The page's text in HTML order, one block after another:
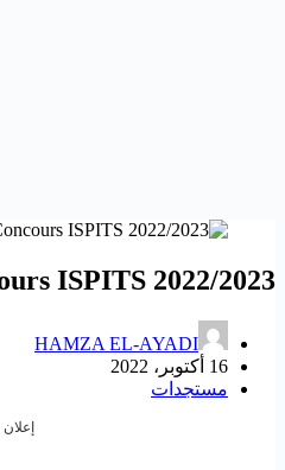
ISPITS 2022/2023
HAMZA EL-AYADI
16 أكتوبر، 2022
مستجدات
إعلان